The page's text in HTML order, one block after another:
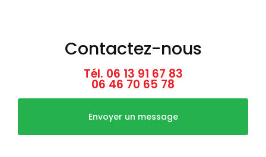
Contactez-nous
Tél. 06 13 91 67 83
06 46 70 65 78
Envoyer un message